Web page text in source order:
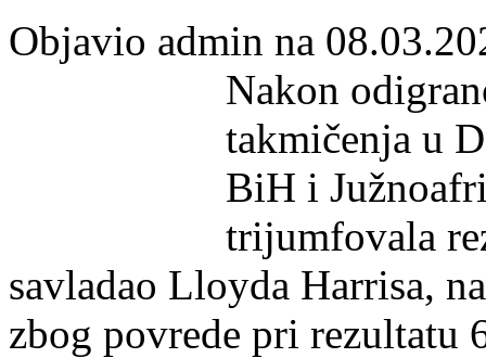
Objavio admin na
Nakon
takmičenja u
BiH i
trijumfovala
savladao Lloyda Harrisa,
zbog povrede pri rezultatu